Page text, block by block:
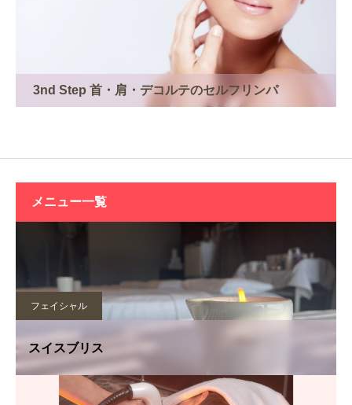
3nd Step 首・肩・デコルテのセルフリンパ
メニュー一覧
フェイシャル
スイスブリス